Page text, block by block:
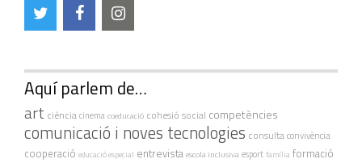
Aquí parlem de…
art ciènciacinemacoeducació cohesió social competències
comunicació i noves tecnologies consultaconvivència
cooperació educació especial entrevistaescola inclusivaesport família formació